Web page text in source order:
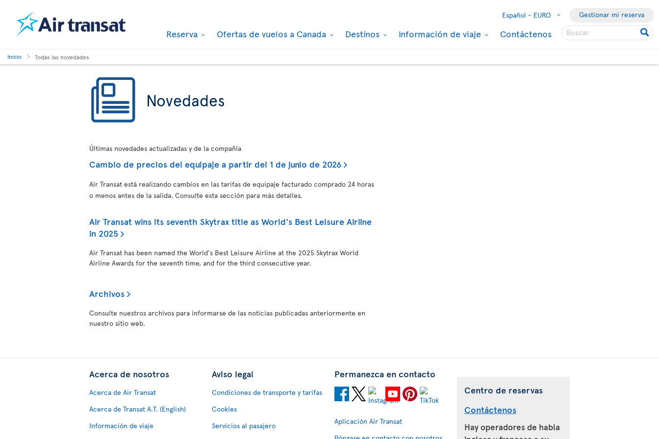
Español - EURO Gestionar mi reserva
Reserva Ofertas de vuelos a Canada Destinos Información de viaje Contáctenos
Inicio Todas las novedades
Novedades
Últimas novedades actualizadas y de la compañía
Cambio de precios del equipaje a partir del 1 de junio de 2026
Air Transat está realizando cambios en las tarifas de equipaje facturado comprado 24 horas
o menos antes de la salida. Consulte esta sección para más detalles.
Air Transat wins its seventh Skytrax title as World's Best Leisure Airline
in 2025
Air Transat has been named the World's Best Leisure Airline at the 2025 Skytrax World
Airline Awards for the seventh time, and for the third consecutive year.
Archivos
Consulte nuestros archivos para informarse de las noticias publicadas anteriormente en
nuestro sitio web.
Acerca de nosotros
Acerca de Air Transat
Acerca de Transat A.T. (English)
Información de viaje
Aviso legal
Condiciones de transporte y tarifas
Cookies
Servicios al pasajero
Permanezca en contacto
Aplicación Air Transat
Centro de reservas
Contáctenos
Hay operadores de habla